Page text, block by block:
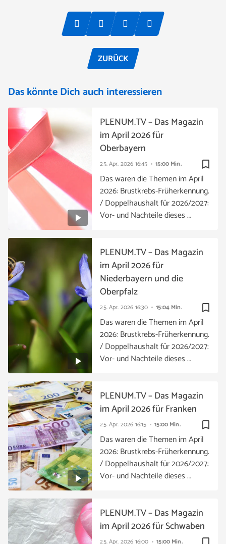
ZURÜCK
Das könnte Dich auch interessieren
bookmark_border
25. Apr. 2026 16:45 15:00 Min.
PLENUM.TV – Das Magazin
im April 2026 für
Oberbayern
Das waren die Themen im April
2026: Brustkrebs-Früherkennung.
/ Doppelhaushalt für 2026/2027:
Vor- und Nachteile dieses …
bookmark_border
25. Apr. 2026 16:30 15:04 Min.
PLENUM.TV – Das Magazin
im April 2026 für
Niederbayern und die
Oberpfalz
Das waren die Themen im April
2026: Brustkrebs-Früherkennung.
/ Doppelhaushalt für 2026/2027:
Vor- und Nachteile dieses …
bookmark_border
25. Apr. 2026 16:15 15:00 Min.
PLENUM.TV – Das Magazin
im April 2026 für Franken
Das waren die Themen im April
2026: Brustkrebs-Früherkennung.
/ Doppelhaushalt für 2026/2027:
Vor- und Nachteile dieses …
25. Apr. 2026 16:00 15:00 Min.
PLENUM.TV – Das Magazin
im April 2026 für Schwaben